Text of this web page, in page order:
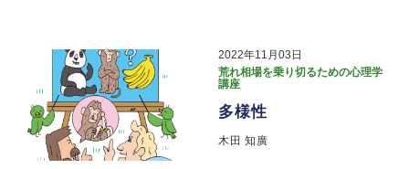
2022年11月03日
荒れ相場を乗り切るための心理学
講座
多様性
木田 知廣